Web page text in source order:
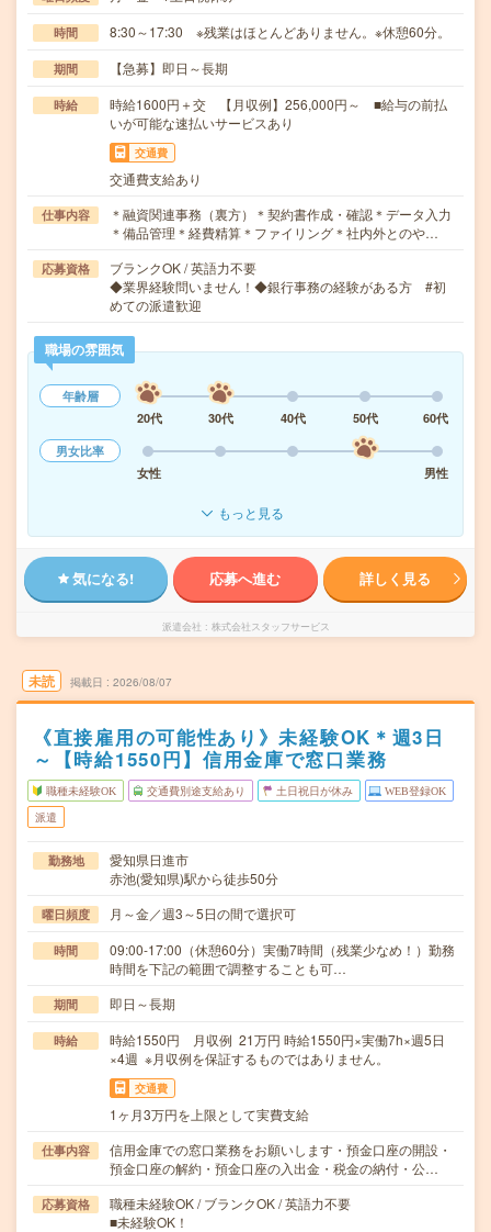
時間 8:30～17:30 ※残業はほとんどありません。※休憩60分。
期間 【急募】即日～長期
時給
時給1600円＋交 【月収例】256,000円～ ■給与の前払
いが可能な速払いサービスあり
交通費
交通費支給あり
仕事内容
＊融資関連事務（裏方）＊契約書作成・確認＊データ入力
＊備品管理＊経費精算＊ファイリング＊社内外とのや…
応募資格
ブランクOK / 英語力不要
◆業界経験問いません！◆銀行事務の経験がある方 #初
めての派遣歓迎
職場の雰囲気
年齢層
20代
30代 40代 50代
60代
男女比率
女性
男性
もっと見る
気になる! 応募へ進む 詳しく見る
派遣会社 株式会社スタッフサービス
未読 掲載日 2026/08/07
《直接雇用の可能性あり》未経験OK＊週3日
～【時給1550円】信用金庫で窓口業務
職種未経験OK 交通費別途支給あり 土日祝日が休み WEB登録OK
派遣
勤務地
愛知県日進市
赤池(愛知県)駅から徒歩50分
曜日頻度 月～金／週3～5日の間で選択可
時間
09:00-17:00（休憩60分）実働7時間（残業少なめ！）勤務
時間を下記の範囲で調整することも可…
期間 即日～長期
時給
時給1550円 月収例 21万円 時給1550円×実働7h×週5日
×4週 ※月収例を保証するものではありません。
交通費
1ヶ月3万円を上限として実費支給
仕事内容
信用金庫での窓口業務をお願いします・預金口座の開設・
預金口座の解約・預金口座の入出金・税金の納付・公…
応募資格
職種未経験OK / ブランクOK / 英語力不要
■未経験OK！